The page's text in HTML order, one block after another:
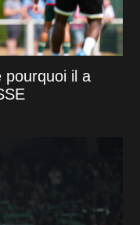
pourquoi il a